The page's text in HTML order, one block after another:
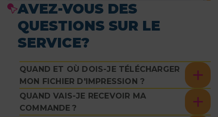
AVEZ-VOUS DES
QUESTIONS SUR LE
SERVICE?
QUAND ET OÙ DOIS-JE TÉLÉCHARGER
MON FICHIER D'IMPRESSION ?
QUAND VAIS-JE RECEVOIR MA
COMMANDE ?